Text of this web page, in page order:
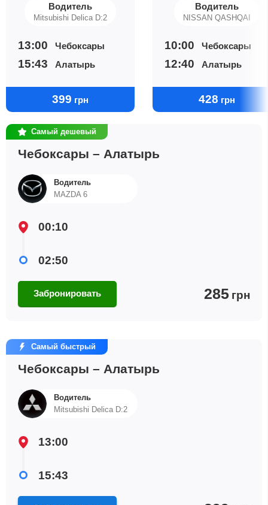
Водитель
Mitsubishi Delica D:2
13:00 Чебоксары
15:43 Алатырь
399 грн
Водитель
NISSAN QASHQAI
10:00 Чебоксары
12:40 Алатырь
428 грн
Самый дешевый
Чебоксары – Алатырь
Водитель
MAZDA 6
00:10
02:50
Забронировать 285 грн
Самый быстрый
Чебоксары – Алатырь
Водитель
Mitsubishi Delica D:2
13:00
15:43